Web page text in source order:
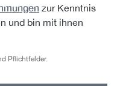
zur Kenntnis
und bin mit ihnen
Pflichtfelder.